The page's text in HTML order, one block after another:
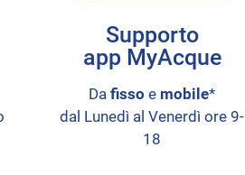
Supporto
app MyAcque
Dafisso e mobile*
dal Lunedì al Venerdì ore 9-
18